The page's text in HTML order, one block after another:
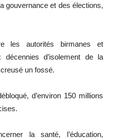
gouvernance et des élections,
les autorités birmanes et
décennies d’isolement de la
un fossé.
d’environ 150 millions
la santé, l’éducation,